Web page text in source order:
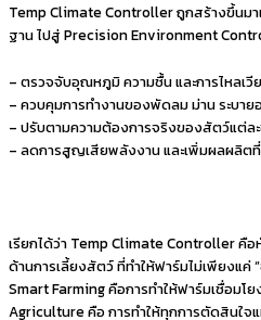
Temp Climate Controller ถูกสร้างขึ้นม
ฐาน ไปสู่ Precision Environment
– ตรวจจับอุณหภูมิ ความชื้น และการไหลเ
– ควบคุมการทำงานของพัดลม ม่าน ระบา
– ปรับตามความต้องการจริงของสัตว์แต่ล
– ลดการสูญเสียพลังงาน และเพิ่มผลผลิต
เรียกได้ว่า Temp Climate Controller คื
ด้านการเลี้ยงสัตว์ ที่ทำให้ฟาร์มไม่เพียงแค่
Smart Farming คือการทำให้ฟาร์มเชื่อมโ
Agriculture คือ การทำให้ทุกการตัดสินใ